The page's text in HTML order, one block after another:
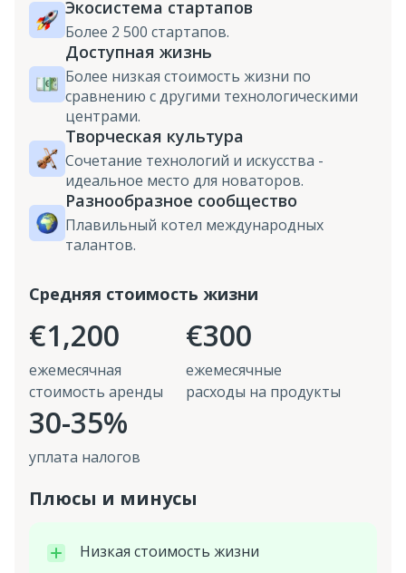
Экосистема стартапов
Более 2 500 стартапов.
Доступная жизнь
Более низкая стоимость жизни по
сравнению с другими технологическими
центрами.
Творческая культура
Сочетание технологий и искусства -
идеальное место для новаторов.
Разнообразное сообщество
Плавильный котел международных
талантов.
Средняя стоимость жизни
€1,200
ежемесячная
стоимость аренды
€300
ежемесячные
расходы на продукты
30-35%
уплата налогов
Плюсы и минусы
Низкая стоимость жизни